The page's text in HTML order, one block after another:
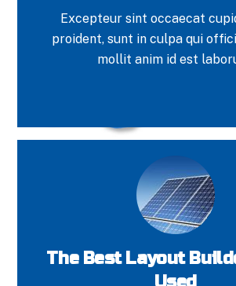
Excepteur sint occaecat
proident, sunt in culpa qui
mollit anim id est
The Best Layout